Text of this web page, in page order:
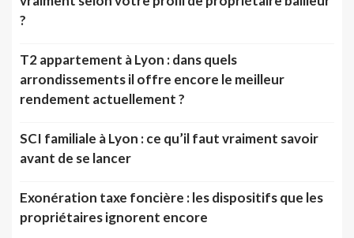
?
T2 appartement à Lyon : dans quels
arrondissements il offre encore le meilleur
rendement actuellement ?
SCI familiale à Lyon : ce qu’il faut vraiment savoir
avant de se lancer
Exonération taxe foncière : les dispositifs que les
propriétaires ignorent encore